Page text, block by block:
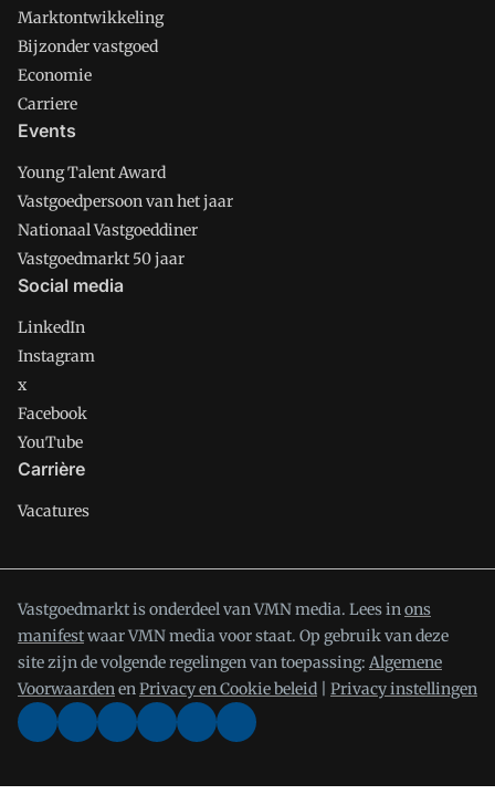
Marktontwikkeling
Bijzonder vastgoed
Economie
Carriere
Events
Young Talent Award
Vastgoedpersoon van het jaar
Nationaal Vastgoeddiner
Vastgoedmarkt 50 jaar
Social media
LinkedIn
Instagram
x
Facebook
YouTube
Carrière
Vacatures
Vastgoedmarkt is onderdeel van VMN media. Lees inons
manifestwaar VMN media voor staat. Op gebruik van deze
site zijn de volgende regelingen van toepassing: Algemene
VoorwaardenenPrivacy en Cookie beleid Privacy instellingen